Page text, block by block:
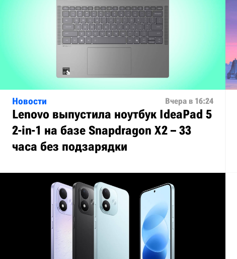
Новости Вчера в 16:24
Lenovo выпустила ноутбук IdeaPad 5
2-in-1 на базе Snapdragon X2 – 33
часа без подзарядки